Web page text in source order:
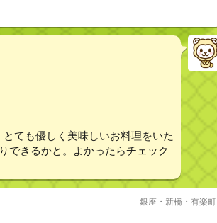
ても優しく美味しいお料理をいた
できるかと。よかったらチェック
銀座・新橋・有楽町